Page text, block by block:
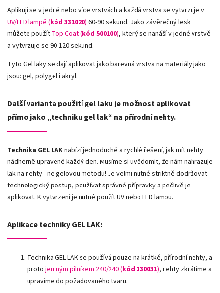
Aplikují se v jedné nebo více vrstvách a každá vrstva se vytvrzuje v
UV/LED lampě (kód 331020) 60-90 sekund. Jako závěrečný lesk
můžete použít Top Coat (kód 500100), který se nanáší v jedné vrstvě
a vytvrzuje se 90-120 sekund.
Tyto Gel laky se dají aplikovat jako barevná vrstva na materiály jako
jsou: gel, polygel i akryl.
Další varianta použití gel laku je možnost aplikovat
přímo jako „techniku gel lak“ na přírodní nehty.
Technika GEL LAKnabízí jednoduché a rychlé řešení, jak mít nehty
nádherně upravené každý den. Musíme si uvědomit, že nám nahrazuje
lak na nehty - ne gelovou metodu! Je velmi nutné striktně dodržovat
technologický postup, používat správné přípravky a pečlivě je
aplikovat. K vytvrzení je nutné použít UV nebo LED lampu.
Aplikace techniky GEL LAK:
Technika GEL LAK se používá pouze na krátké, přírodní nehty, a
proto jemným pilníkem 240/240 (kód 330031), nehty zkrátíme a
upravíme do požadovaného tvaru.